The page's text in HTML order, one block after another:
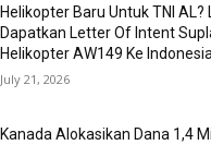
Helikopter Baru Untuk TNI AL?
Dapatkan Letter Of Intent
Helikopter AW149 Ke
July 21, 2026
Kanada Alokasikan Dana 1,4